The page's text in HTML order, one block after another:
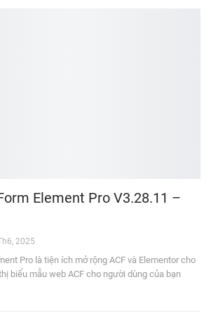
Element Pro V3.28.11 –
2025
Pro là tiện ích mở rộng ACF và Elementor cho
biểu mẫu web ACF cho người dùng của bạn